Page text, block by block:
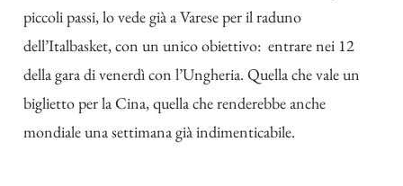
piccoli passi, lo vede già a Varese per il raduno
dell’Italbasket, con un unico obiettivo: entrare nei 12
della gara di venerdì con l’Ungheria. Quella che vale un
biglietto per la Cina, quella che renderebbe anche
mondiale una settimana già indimenticabile.